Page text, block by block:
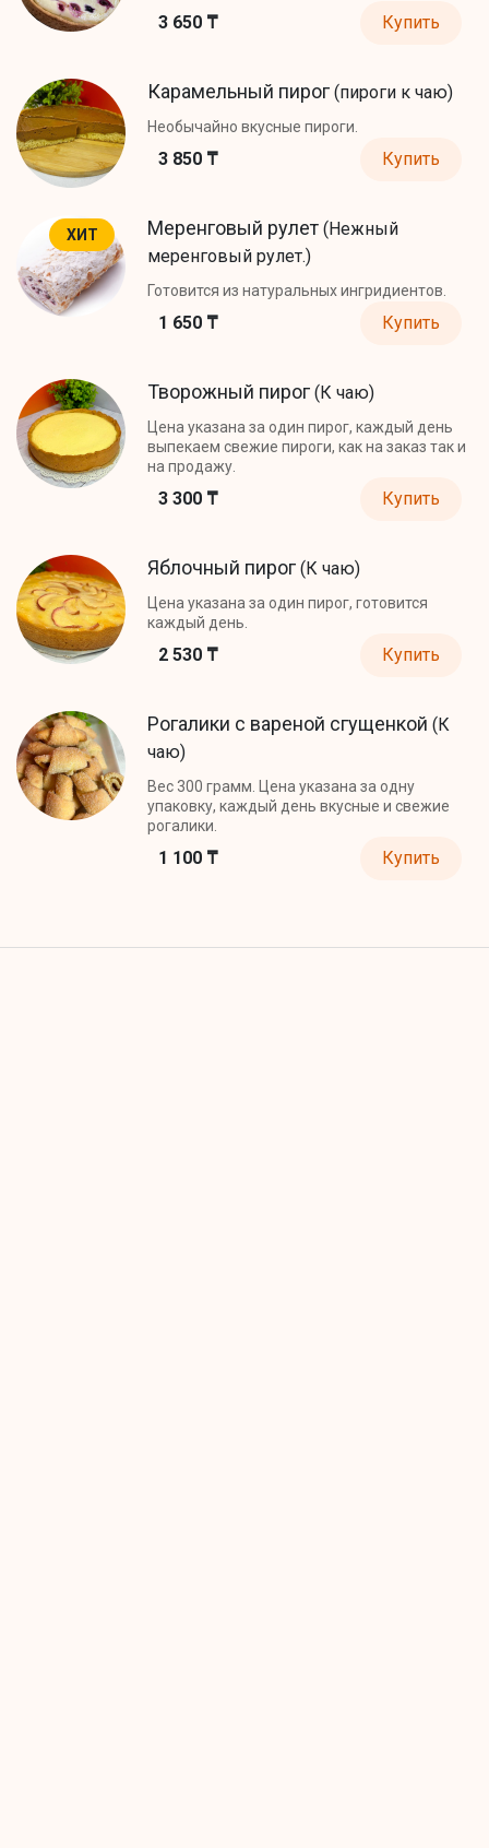
3 650 ₸ Купить
Карамельный пирог (пироги к чаю)
Необычайно вкусные пироги.
3 850 ₸ Купить
ХИТ Меренговый рулет (Нежный
меренговый рулет.)
Готовится из натуральных ингридиентов.
1 650 ₸ Купить
Творожный пирог (К чаю)
Цена указана за один пирог, каждый день
выпекаем свежие пироги, как на заказ так и
на продажу.
3 300 ₸ Купить
Яблочный пирог (К чаю)
Цена указана за один пирог, готовится
каждый день.
2 530 ₸ Купить
Рогалики с вареной сгущенкой (К
чаю)
Вес 300 грамм. Цена указана за одну
упаковку, каждый день вкусные и свежие
рогалики.
1 100 ₸ Купить